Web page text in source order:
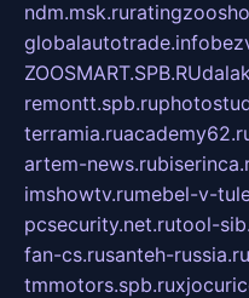
ndm.msk.ru
globalautotrade.info
ZOOSMART.SPB.RU
remontt.spb.ru
terramia.ru
artem-news.ru
imshowtv.rumebel-v-
pcsecurity.net.rutool-
fan-cs.rusanteh-russia.ru
tmmotors.spb.ru